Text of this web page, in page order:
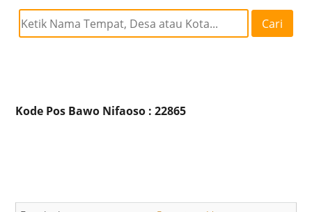
Cari
Kode Pos Bawo Nifaoso : 22865